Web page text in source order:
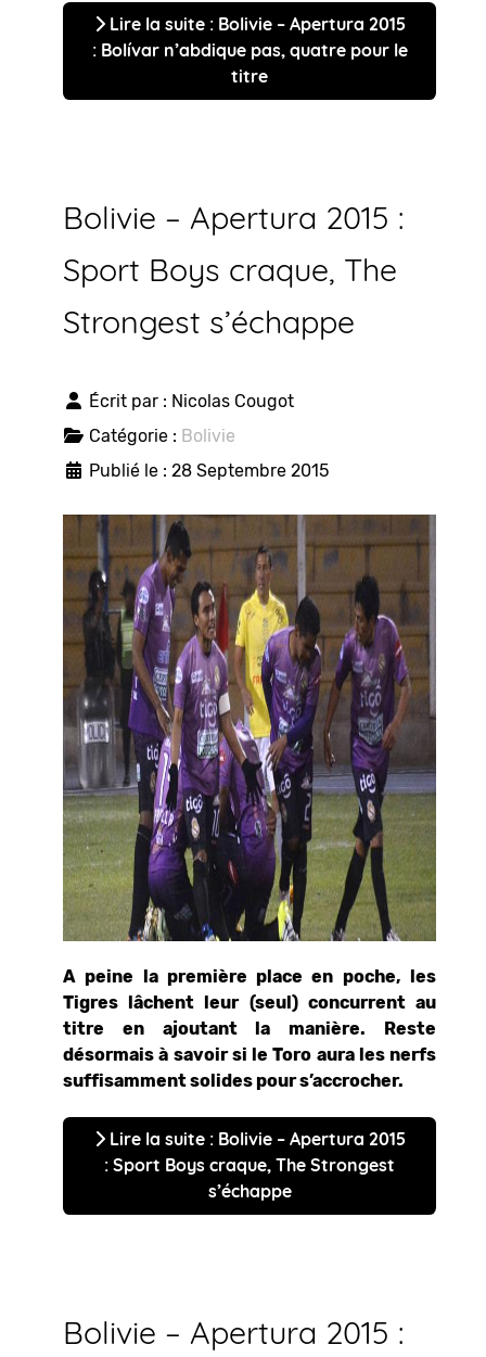
Lire la suite : Bolivie – Apertura 2015
: Bolívar n’abdique pas, quatre pour le
titre
Bolivie – Apertura 2015 :
Sport Boys craque, The
Strongest s’échappe
Écrit par : Nicolas Cougot
Catégorie : Bolivie
Publié le : 28 Septembre 2015
A peine la première place en poche, les
Tigres lâchent leur (seul) concurrent au
titre en ajoutant la manière. Reste
désormais à savoir si le Toro aura les nerfs
suffisamment solides pour s’accrocher.
Lire la suite : Bolivie – Apertura 2015
: Sport Boys craque, The Strongest
s’échappe
Bolivie – Apertura 2015 :